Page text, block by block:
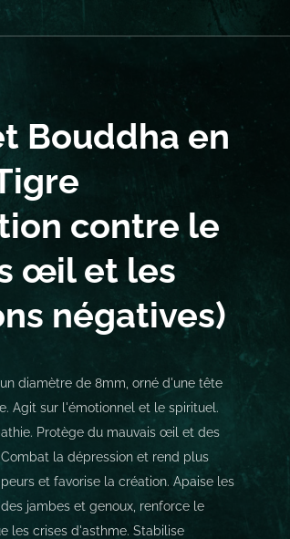
Bouddha en
contre le
œil et les
négatives)
diamètre de 8mm, orné d'une tête
Agit sur l'émotionnel et le spirituel.
Protège du mauvais œil et des
la dépression et rend plus
et favorise la création. Apaise les
jambes et genoux, renforce le
les crises d'asthme. Stabilise